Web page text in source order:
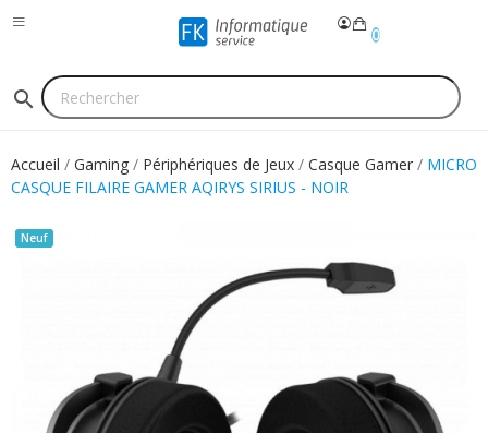
0
search
Accueil Gaming Périphériques de Jeux Casque Gamer
MICRO
CASQUE FILAIRE GAMER AQIRYS SIRIUS - NOIR
Neuf